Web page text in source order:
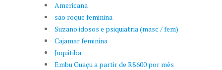
Americana
são roque feminina
Suzano idosos e psiquiatria (masc / fem)
Cajamar feminina
Juquitiba
Embu Guaçu a partir de R$600 por mês